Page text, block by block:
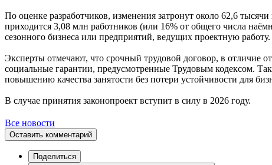
По оценке разработчиков, изменения затронут около 62,6
приходится 3,08 млн работников (или 16% от общего числа
сезонного бизнеса или предприятий, ведущих проектную работу.
Эксперты отмечают, что срочный трудовой договор, в отличие
социальные гарантии, предусмотренные Трудовым кодексом.
повышению качества занятости без потери устойчивости для
В случае принятия законопроект вступит в силу в 2026 году.
Все новости
Оставить комментарий
Поделиться